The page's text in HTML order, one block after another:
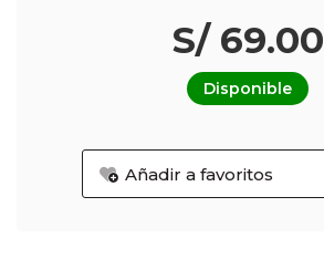
S/ 69.00
Disponible
Añadir a favoritos